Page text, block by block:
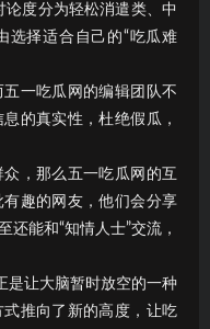
论度分为轻松消遣类、中
选择适合自己的“吃瓜难
一吃瓜网的编辑团队不
的真实性，杜绝假瓜，
，那么五一吃瓜网的互
趣的网友，他们会分享
还能和“知情人士”交流，
是让大脑暂时放空的一种
推向了新的高度，让吃